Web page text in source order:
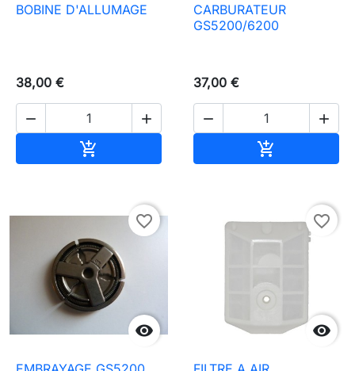
BOBINE D'ALLUMAGE
38,00 €
 

CARBURATEUR
GS5200/6200
37,00 €
 


favorite_border

favorite_border